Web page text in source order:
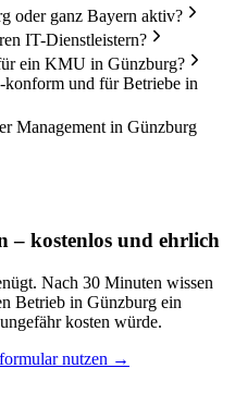
oder ganz Bayern aktiv?
IT-Dienstleistern?
ein KMU in Günzburg?
und für Betriebe in
Management in Günzburg
kostenlos und ehrlich
Nach 30 Minuten wissen
Betrieb in Günzburg ein
kosten würde.
nutzen →